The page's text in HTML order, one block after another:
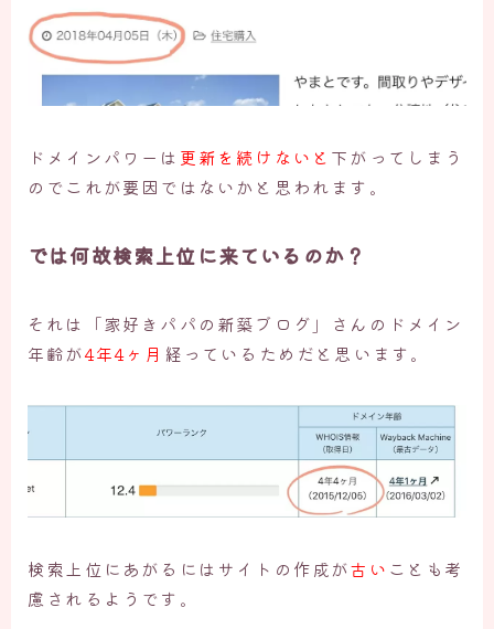
ドメインパワーは 更新を続けないと 下がってしまう
のでこれが要因ではないかと思われます。
では何故検索上位に来ているのか？
それは「家好きパパの新築ブログ」さんのドメイン
年齢が4年4ヶ月 経っているためだと思います。
検索上位にあがるにはサイトの作成が古い ことも考
慮されるようです。